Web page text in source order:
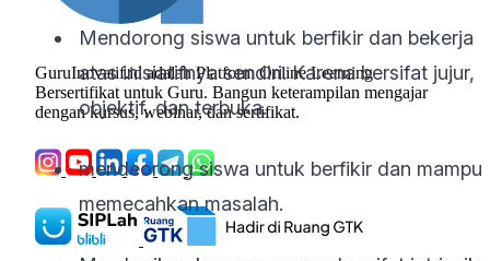
Mendorong siswa untuk berfikir dan bekerja
atas inisiatifnya sendiri. Karena bersifat jujur,
objektif, dan terbuka.
mendeorong siswa untuk berfikir dan mampu
memecahkan masalah.
GuruInovatif.id adalah Platform Online Learning
Bersertifikat untuk Guru. Bangun keterampilan mengajar
dengan kursus, webinar, dan sertifikat.